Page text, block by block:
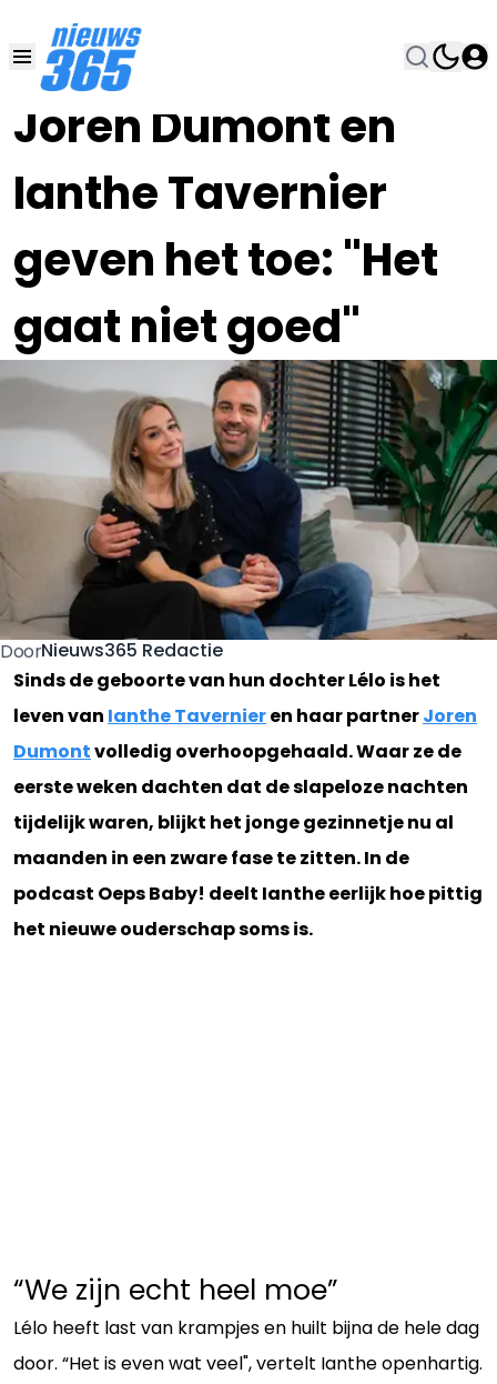
Joren Dumont en
Ianthe Tavernier
geven het toe: "Het
gaat niet goed"
15 OKT 2025, 8:00
DoorNieuws365 Redactie
Sinds de geboorte van hun dochter Lélo is het
leven van Ianthe Tavernieren haar partnerJoren
Dumontvolledig overhoopgehaald. Waar ze de
eerste weken dachten dat de slapeloze nachten
tijdelijk waren, blijkt het jonge gezinnetje nu al
maanden in een zware fase te zitten. In de
podcast Oeps Baby! deelt Ianthe eerlijk hoe pittig
het nieuwe ouderschap soms is.
“We zijn echt heel moe”
Lélo heeft last van krampjes en huilt bijna de hele dag
door. “Het is even wat veel", vertelt Ianthe openhartig.